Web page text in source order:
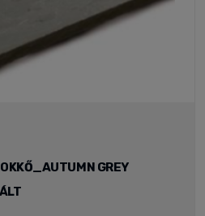
GREY